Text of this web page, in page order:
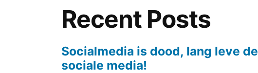
Recent Posts
Socialmedia is dood, lang leve de
sociale media!